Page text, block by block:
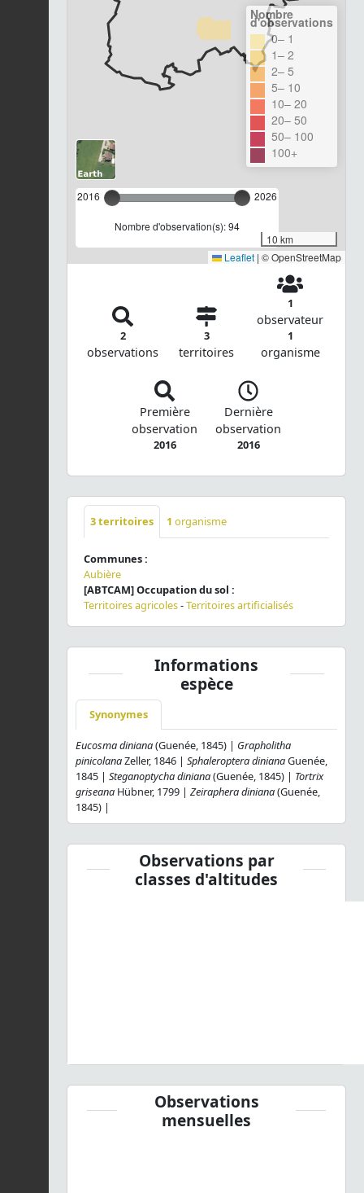
2016 2026
Nombre d'observation(s): 94
Nombre
d'observations
0– 1
1– 2
2– 5
5– 10
10– 20
20– 50
50– 100
100+
10 km
Leaflet | © OpenStreetMap
2
observations
3
territoires
1
observateur
1
organisme
Première
observation
2016
Dernière
observation
2016
3territoires 1 organisme
Communes :
Aubière
[ABTCAM] Occupation du sol :
Territoires agricoles-Territoires artificialisés
Informations
espèce
Synonymes
Eucosma diniana(Guenée, 1845) | Grapholitha
pinicolanaZeller, 1846 | Sphaleroptera dinianaGuenée,
1845 | Steganoptycha diniana(Guenée, 1845) | Tortrix
griseana Hübner, 1799 | Zeiraphera diniana(Guenée,
1845) |
Observations par
classes d'altitudes
Observations
mensuelles